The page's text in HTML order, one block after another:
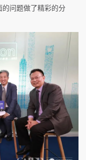
问题做了精彩的分